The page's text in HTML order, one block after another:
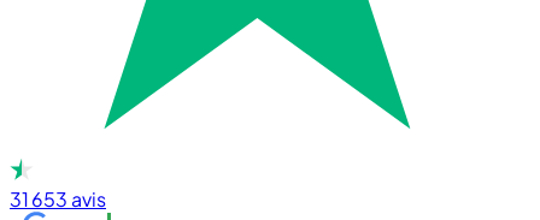
31 653 avis